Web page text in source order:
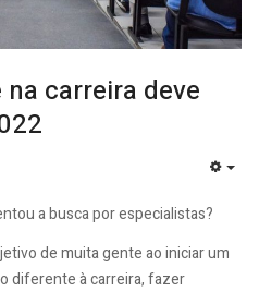
carreira deve
a busca por especialistas?
de muita gente ao iniciar um
diferente à carreira, fazer